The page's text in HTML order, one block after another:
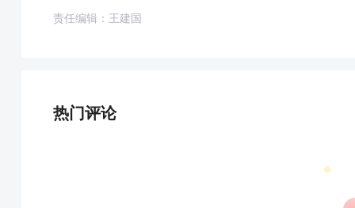
责任编辑：王建国
热门评论